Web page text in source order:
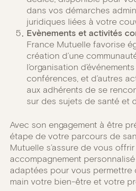
dans vos démarches
juridiques liées à votre
Evènements et activités
France Mutuelle favorise
création d’une
l’organisation
conférences, et d’autres
aux adhérents de se
sur des sujets de santé et
Avec son engagement à être
étape de votre parcours de
Mutuelle s’assure de vous
accompagnement
adaptées pour vous permettre
main votre bien-être et votre